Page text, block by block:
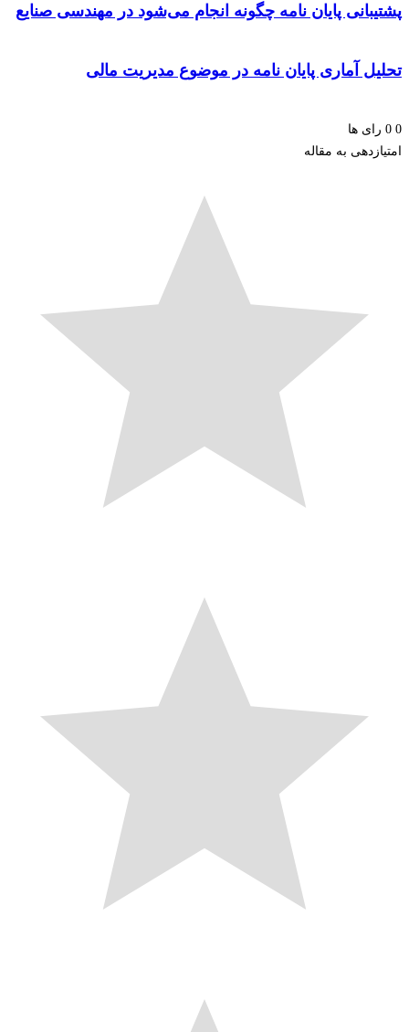
پایان نامه چگونه انجام می‌شود در مهندسی صنایع
آماری پایان نامه در موضوع مدیریت مالی
ها
به مقاله